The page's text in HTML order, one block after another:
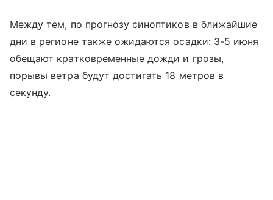
Между тем, по прогнозу синоптиков в ближайшие
дни в регионе также ожидаются осадки: 3-5 июня
обещают кратковременные дожди и грозы,
порывы ветра будут достигать 18 метров в
секунду.